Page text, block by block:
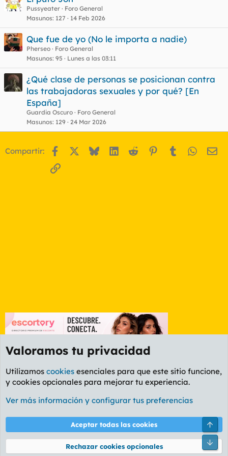
Pussyeater
Foro General
Masunos 127 14 Feb 2026
Que fue de yo (No le importa a nadie)
Pherseo
Foro General
Masunos 95 Lunes a las 03:11
¿Qué clase de personas se posicionan contra
las trabajadoras sexuales y por qué? [En
España]
Guardia Oscuro
Foro General
Masunos 129 24 Mar 2026
Compartir: Facebook BlueskyLinkedIn
Reddit Pinterest
Tumblr
Enlace
Foro General
Cookies
PL OLDSTYLE AMARILLO
Términos y reglas Política de privacidad Ayuda
®
Valoramos tu privacidad
Utilizamos cookies esenciales para que este sitio funcione,
y cookies opcionales para mejorar tu experiencia.
Ver más información y configurar tus preferencias
Aceptar todas las cookies
Rechazar cookies opcionales
Pie